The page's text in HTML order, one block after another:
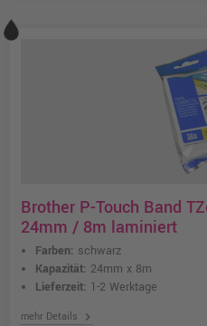
Brother P-Touch Band
24mm / 8m laminiert
Farben: schwarz
Kapazität: 24mm x 8m
Lieferzeit: 1-2 Werktage
mehr Details chevron_right